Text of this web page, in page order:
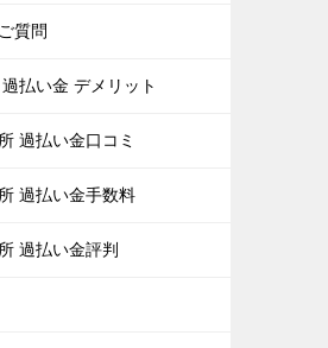
質問
払い金 デメリット
過払い金口コミ
過払い金手数料
過払い金評判